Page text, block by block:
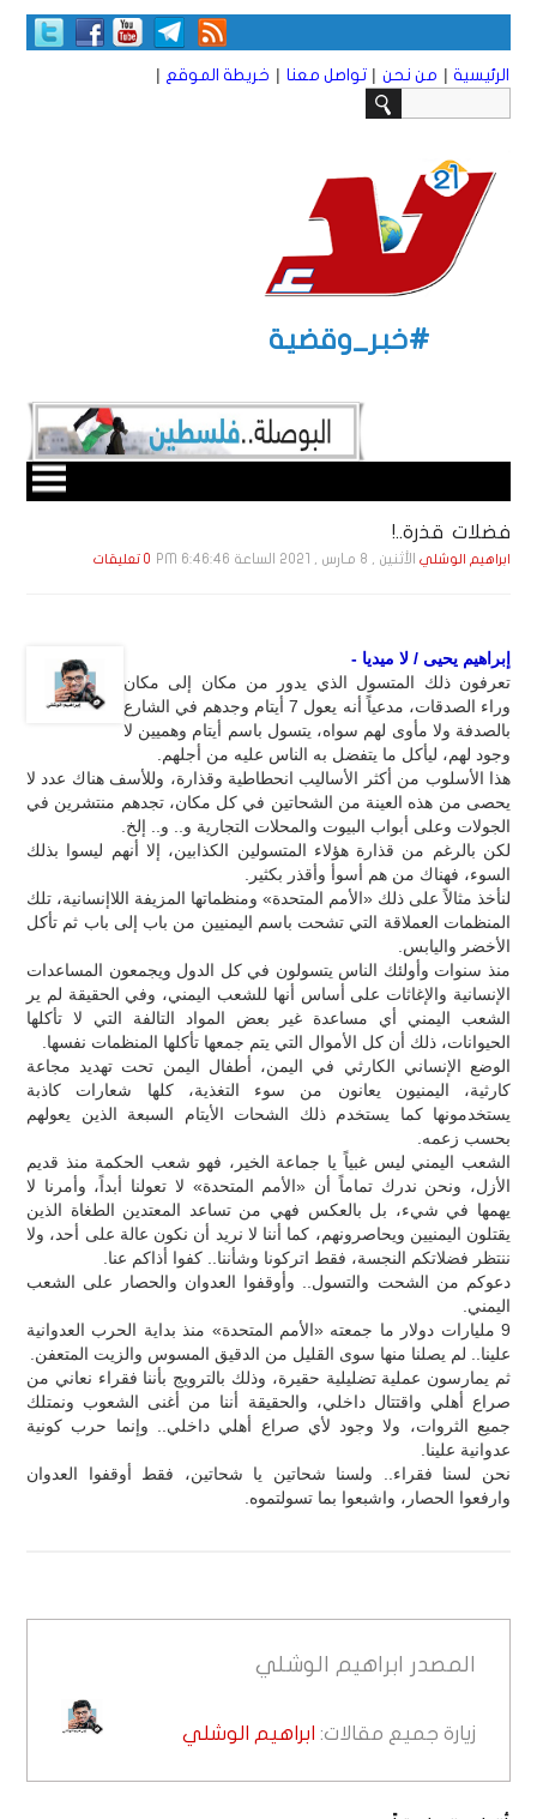
الرئيسية | من نحن | تواصل معنا | خريطة الموقع |
#خبر_وقضية
فضلات قذرة..!
ابراهيم الوشلي الأثنين , 8 مـارس , 2021 الساعة 6:46:46 PM 0 تعليقات
إبراهيم يحيى / لا ميديا -
تعرفون ذلك المتسول الذي يدور من مكان إلى مكان
وراء الصدقات، مدعياً أنه يعول 7 أيتام وجدهم في الشارع
بالصدفة ولا مأوى لهم سواه، يتسول باسم أيتام وهميين لا
وجود لهم، ليأكل ما يتفضل به الناس عليه من أجلهم.
هذا الأسلوب من أكثر الأساليب انحطاطية وقذارة، وللأسف هناك عدد لا
يحصى من هذه العينة من الشحاتين في كل مكان، تجدهم منتشرين في
الجولات وعلى أبواب البيوت والمحلات التجارية و.. و.. إلخ.
لكن بالرغم من قذارة هؤلاء المتسولين الكذابين، إلا أنهم ليسوا بذلك
السوء، فهناك من هم أسوأ وأقذر بكثير.
لنأخذ مثالاً على ذلك «الأمم المتحدة» ومنظماتها المزيفة اللاإنسانية، تلك
المنظمات العملاقة التي تشحت باسم اليمنيين من باب إلى باب ثم تأكل
الأخضر واليابس.
منذ سنوات وأولئك الناس يتسولون في كل الدول ويجمعون المساعدات
الإنسانية والإغاثات على أساس أنها للشعب اليمني، وفي الحقيقة لم ير
الشعب اليمني أي مساعدة غير بعض المواد التالفة التي لا تأكلها
الحيوانات، ذلك أن كل الأموال التي يتم جمعها تأكلها المنظمات نفسها.
الوضع الإنساني الكارثي في اليمن، أطفال اليمن تحت تهديد مجاعة
كارثية، اليمنيون يعانون من سوء التغذية، كلها شعارات كاذبة
يستخدمونها كما يستخدم ذلك الشحات الأيتام السبعة الذين يعولهم
بحسب زعمه.
الشعب اليمني ليس غبياً يا جماعة الخير، فهو شعب الحكمة منذ قديم
الأزل، ونحن ندرك تماماً أن «الأمم المتحدة» لا تعولنا أبداً، وأمرنا لا
يهمها في شيء، بل بالعكس فهي من تساعد المعتدين الطغاة الذين
يقتلون اليمنيين ويحاصرونهم، كما أننا لا نريد أن نكون عالة على أحد، ولا
ننتظر فضلاتكم النجسة، فقط اتركونا وشأننا.. كفوا أذاكم عنا.
دعوكم من الشحت والتسول.. وأوقفوا العدوان والحصار على الشعب
اليمني.
9 مليارات دولار ما جمعته «الأمم المتحدة» منذ بداية الحرب العدوانية
علينا.. لم يصلنا منها سوى القليل من الدقيق المسوس والزيت المتعفن.
ثم يمارسون عملية تضليلية حقيرة، وذلك بالترويج بأننا فقراء نعاني من
صراع أهلي واقتتال داخلي، والحقيقة أننا من أغنى الشعوب ونمتلك
جميع الثروات، ولا وجود لأي صراع أهلي داخلي.. وإنما حرب كونية
عدوانية علينا.
نحن لسنا فقراء.. ولسنا شحاتين يا شحاتين، فقط أوقفوا العدوان
وارفعوا الحصار، واشبعوا بما تسولتموه.
المصدر ابراهيم الوشلي
زيارة جميع مقالات: ابراهيم الوشلي